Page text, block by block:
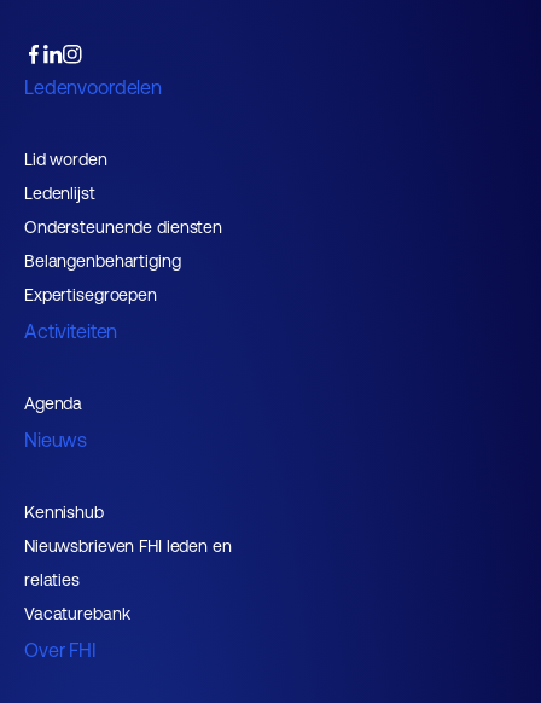
Ledenvoordelen
Lid worden
Ledenlijst
Ondersteunende diensten
Belangenbehartiging
Expertisegroepen
Activiteiten
Agenda
Nieuws
Kennishub
Nieuwsbrieven FHI leden en
relaties
Vacaturebank
Over FHI